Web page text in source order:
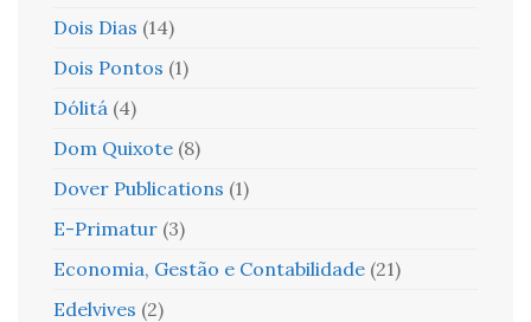
Dois Dias (14)
Dois Pontos (1)
Dólitá (4)
Dom Quixote (8)
Dover Publications (1)
E-Primatur (3)
Economia, Gestão e Contabilidade (21)
Edelvives (2)